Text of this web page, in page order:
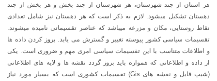
هر استان از چند شهرستان، هر شهرستان از چند بخش و هر بخش از چند
دهستان تشکیل میشود. لازم به ذکر است که هر دهستان نیز شامل تعدادی
نقاط روستایی، مکان و مزرعه میباشد که عناصر تقسیماتی نامیده میشوند.
تقسیمات سیاسی کشور پیوسته تغییر و گسترش می یابد. بروز کردن داده ها
و اطلاعات متناسب با این تقسیمات سیاسی امری مهم و ضروری است. یکی
از داده و اطلاعاتی که همواره باید بروز گردد نقشه ها و لایه های اطلاعاتی
(شیپ فایل و نقشه های Gis) تقسیمات کشوری است که بسیار مورد نیاز